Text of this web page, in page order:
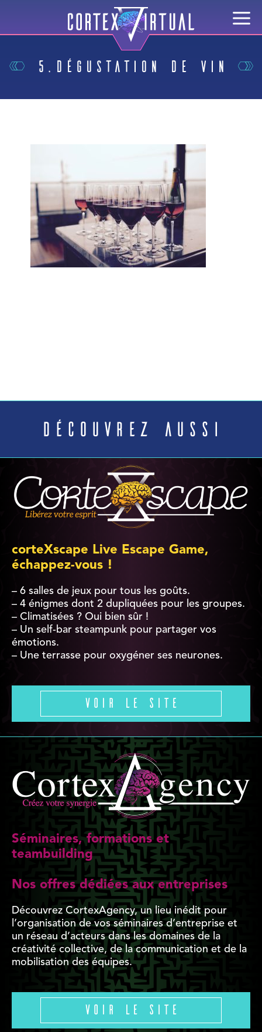
5.Dégustation de vin
Découvrez aussi
corteXscape Live Escape Game,
échappez-vous !
– 6 salles de jeux pour tous les goûts.
– 4 énigmes dont 2 dupliquées pour les groupes.
– Climatisées ? Oui bien sûr !
– Un self-bar steampunk pour partager vos
émotions.
– Une terrasse pour oxygéner ses neurones.
Voir le site
Séminaires, formations et
teambuilding
Nos offres dédiées aux entreprises
Découvrez CortexAgency, un lieu inédit pour
l’organisation de vos séminaires d’entreprise et
un réseau d’acteurs dans les domaines de la
créativité collective, de la communication et de la
mobilisation des équipes.
Voir le site